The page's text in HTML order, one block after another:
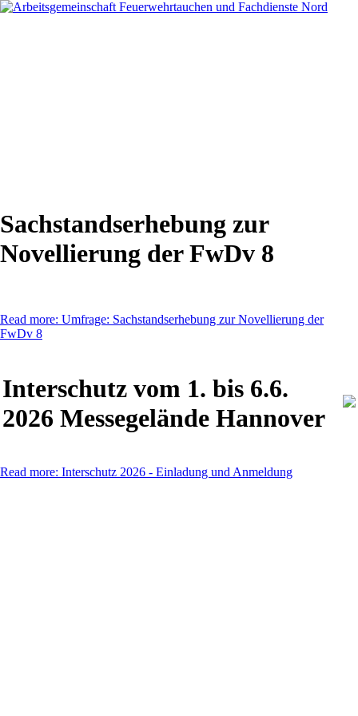
Sachstandserhebung zur
Novellierung der FwDv 8
Read more: Umfrage: Sachstandserhebung zur Novellierung der
FwDv 8
Interschutz vom 1. bis 6.6.
2026 Messegelände Hannover
Read more: Interschutz 2026 - Einladung und Anmeldung